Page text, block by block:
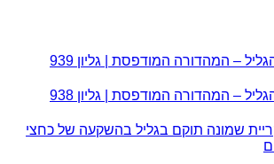
– המהדורה המודפסת | גליון 939
– המהדורה המודפסת | גליון 938
שמונה תוקם בגליל בהשקעה של כחצי